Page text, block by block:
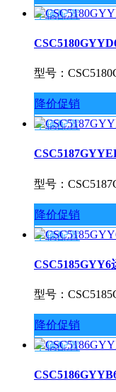
车辆配置
型号：
降价促销
车辆配置
型号：
降价促销
车辆配置
CSC5185GYY6
型号：
降价促销
车辆配置